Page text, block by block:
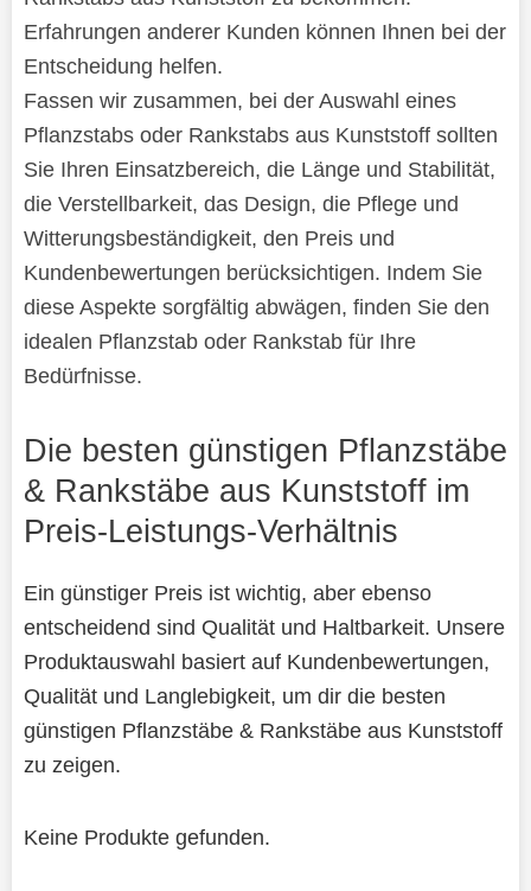
Erfahrungen anderer Kunden können Ihnen bei der
Entscheidung helfen.
Fassen wir zusammen, bei der Auswahl eines
Pflanzstabs oder Rankstabs aus Kunststoff sollten
Sie Ihren Einsatzbereich, die Länge und Stabilität,
die Verstellbarkeit, das Design, die Pflege und
Witterungsbeständigkeit, den Preis und
Kundenbewertungen berücksichtigen. Indem Sie
diese Aspekte sorgfältig abwägen, finden Sie den
idealen Pflanzstab oder Rankstab für Ihre
Bedürfnisse.
Die besten günstigen Pflanzstäbe
& Rankstäbe aus Kunststoff im
Preis-Leistungs-Verhältnis
Ein günstiger Preis ist wichtig, aber ebenso
entscheidend sind Qualität und Haltbarkeit. Unsere
Produktauswahl basiert auf Kundenbewertungen,
Qualität und Langlebigkeit, um dir die besten
günstigen Pflanzstäbe & Rankstäbe aus Kunststoff
zu zeigen.
Keine Produkte gefunden.